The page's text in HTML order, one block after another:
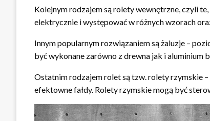
Kolejnym rodzajem są rolety wewnętrzne, czyli
elektrycznie i występować w różnych wzorach
Innym popularnym rozwiązaniem są żaluzje –
być wykonane zarówno z drewna jak i aluminium
Ostatnim rodzajem rolet są tzw. rolety rzymskie –
efektowne fałdy. Rolety rzymskie mogą być